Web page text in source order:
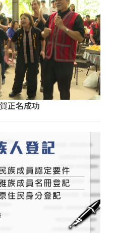
正名成功